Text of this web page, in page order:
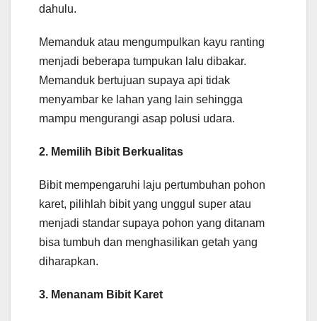
dahulu.
Memanduk atau mengumpulkan kayu ranting
menjadi beberapa tumpukan lalu dibakar.
Memanduk bertujuan supaya api tidak
menyambar ke lahan yang lain sehingga
mampu mengurangi asap polusi udara.
2. Memilih Bibit Berkualitas
Bibit mempengaruhi laju pertumbuhan pohon
karet, pilihlah bibit yang unggul super atau
menjadi standar supaya pohon yang ditanam
bisa tumbuh dan menghasilikan getah yang
diharapkan.
3. Menanam Bibit Karet